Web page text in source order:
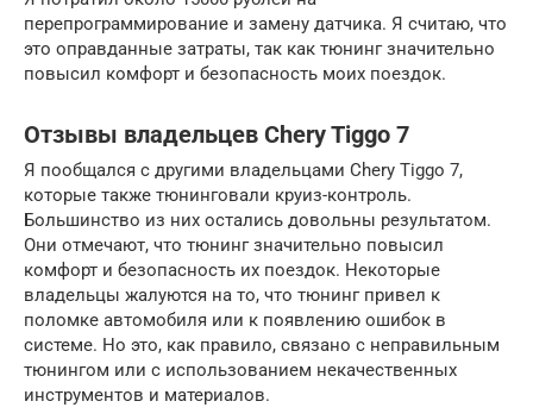
перепрограммирование и замену датчика. Я считаю, что
это оправданные затраты, так как тюнинг значительно
повысил комфорт и безопасность моих поездок.
Отзывы владельцев Chery Tiggo 7
Я пообщался с другими владельцами Chery Tiggo 7,
которые также тюнинговали круиз-контроль.
Большинство из них остались довольны результатом.
Они отмечают, что тюнинг значительно повысил
комфорт и безопасность их поездок. Некоторые
владельцы жалуются на то, что тюнинг привел к
поломке автомобиля или к появлению ошибок в
системе. Но это, как правило, связано с неправильным
тюнингом или с использованием некачественных
инструментов и материалов.